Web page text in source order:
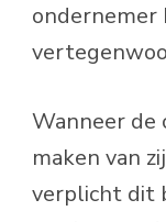
ondernemer
Wanneer
maken van
verplicht dit